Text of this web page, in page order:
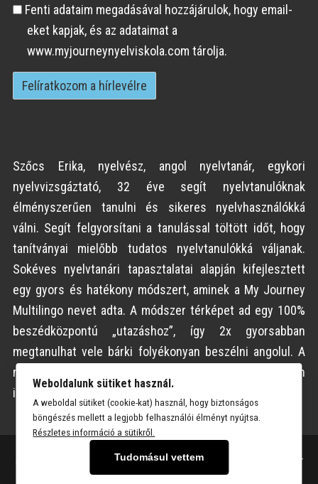
cím
Fenti
adataim
megadásával
hozzájárulok,
hogy
és
az
adataimat
a
www.myjourneynyelviskola.com
tárolja.
Fenti adataim megadásával hozzájárulok, hogy email-
eket kapjak, és az adataimat a
www.myjourneynyelviskola.com tárolja.
Szőcs Erika, nyelvész, angol nyelvtanár, egykori
nyelvvizsgáztató, 32 éve segít nyelvtanulóknak
élményszerűen tanulni és sikeres nyelvhasználókká
válni. Segít felgyorsítani a tanulással töltött időt, hogy
tanítványai mielőbb tudatos nyelvtanulókká váljanak.
Sokéves nyelvtanári tapasztalatai alapján kifejlesztett
egy gyors és hatékony módszert, aminek a My Journey
Multilingo nevet adta. A módszer térképet ad egy 100%
beszédközpontú „utazáshoz”, így 2x gyorsabban
megtanulhat vele bárki folyékonyan beszélni angolul. A
módszert román nyelvre is applikálta, így már 2 nyelven
is elérhető.
© 2026 My Journey Nyelviskola – Web:ParkNet Web Design & IT
Weboldalunk sütiket használ.
A weboldal sütiket (cookie-kat) használ, hogy biztonságos
böngészés mellett a legjobb felhasználói élményt nyújtsa.
Részletes információ a sütikről.
Tudomásul vettem